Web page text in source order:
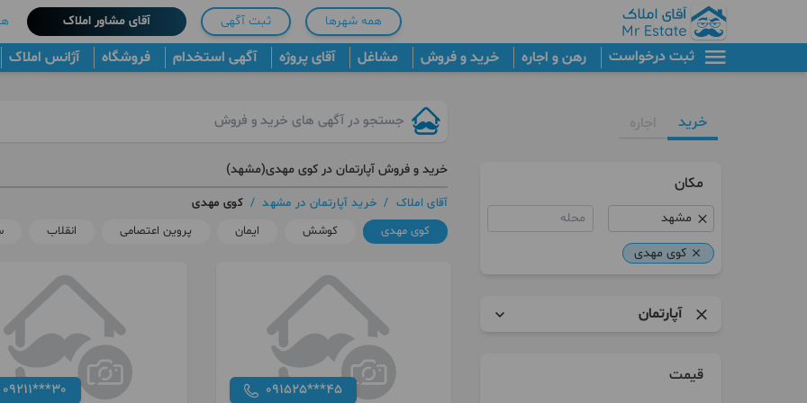
همه شهرها ثبت آگهی آقای مشاور املاک
ثبت درخواست رهن و اجاره خرید و فروش مشاغل آقای پروژه آگهی استخدام فروشگاه آژانس املاک
خرید اجاره
مکان
محله
کوی مهدی
آپارتمان
قیمت
خرید و فروش آپارتمان در کوی مهدی(مشهد)
آقای املاک / خرید آپارتمان در مشهد / کوی مهدی
کوی مهدی
کوشش ایمان پروین اعتصامی انقلاب
091525***45
09211***30